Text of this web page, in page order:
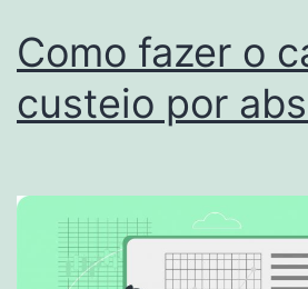
Como fazer o
custeio por